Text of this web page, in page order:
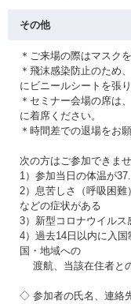
その他
＊ご来場の際はマスク
＊飛沫感染防止のため
にビニールシートを張り
＊セミナー会場の席は
に着席ください。
＊時間差での退場をお
次の方はご参加できませ
1）参加当日の体温が
2）息苦しさ（呼吸困
などの症状がある
3）新型コロナウイル
4）過去14日以内に入
国・地域への
渡航、当該在住者と
◇ 参加者の氏名、連絡